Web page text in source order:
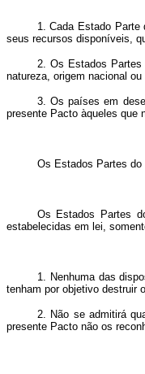
1. Cada Estado
seus recursos disponíveis,
2. Os Estados Partes
natureza, origem nacional
3. Os países em
presente Pacto àqueles que
Os Estados Partes do
Os Estados Partes
estabelecidas em lei,
1. Nenhuma das
tenham por objetivo destruir
2. Não se admitirá
presente Pacto não os